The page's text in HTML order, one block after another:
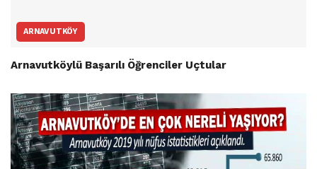
ARNAVUTKÖY
Arnavutköylü Başarılı Öğrenciler Uçtular